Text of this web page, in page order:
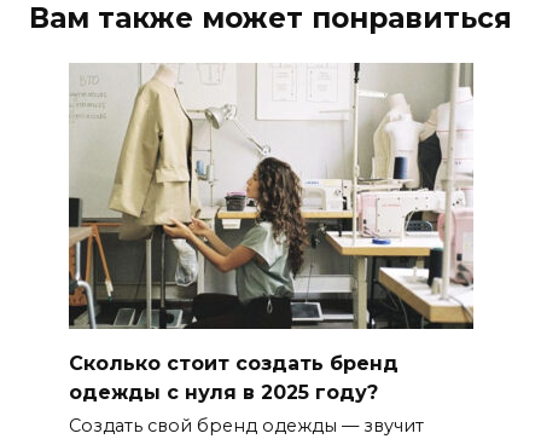
Вам также может понравиться
Сколько стоит создать бренд
одежды с нуля в 2025 году?
Создать свой бренд одежды — звучит